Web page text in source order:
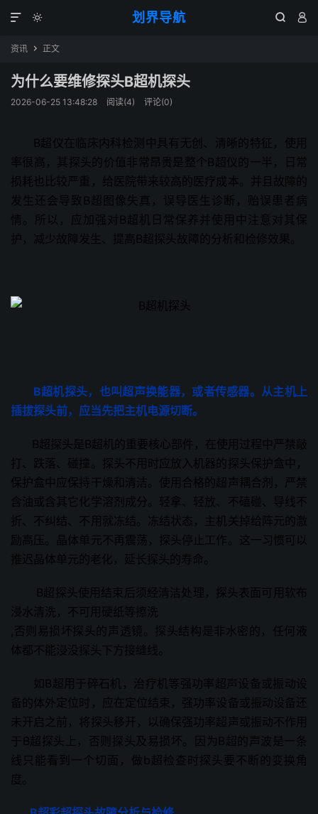
划界导航
  

资讯  正文
为什么要维修探头B超机探头
2026-06-25 13:48:28 阅读(4) 评论(0)
B超仪在临床内科检测中具有无创、清晰的特征，使用
率很高，其探头的价值非常昂贵是整个B超仪的一半，日常
损耗也比较严重，给医院带来较高的医疗成本。并且故障的
发生还会导致B超图像失真，误导医生诊断，贻误患者病
情。所以，应加强对B超机日常保养并使用中注意对其保
护，减少故障发生、提高B超探头故障的分析和检修效果。
B超机探头，也叫超声换能器，或者传感器。从主机上
插拔探头前，应当先把主机电源切断。
B超探头是B超机的重要核心部件，在使用过程中严禁敲
打、跌落、碰撞。探头不用时应放入机器的探头保护盒中，
保护盒中应保持干燥和清洁。使用合格的超声耦合剂，严禁
含油或含其它化学溶剂成分。轻拿、轻放、不磕碰、导线不
折、不纠结、不用就冻结。冻结状态，主机关掉给阵元的激
励高压。晶体单元不再震荡，探头停止工作。这一习惯可以
推迟晶体单元的老化，延长探头的寿命。
B超探头使用结束后须经清洁处理，探头表面可用软布
浸水清洗，不可用硬纸等擦洗
,否则易损坏探头的声透镜。探头结构是非水密的，任何液
体都不能浸没探头下方接缝线。
如B超用于碎石机，治疗机等强功率超声设备或振动设
备的体外定位时，应在定位结束，强功率设备或振动设备还
未开启之前，将探头移开，以确保强功率超声或振动不作用
于B超探头上，否则探头及易损坏。因为B超的声波是一条
线只能看到一个切面，做b超检查时探头要不断的变换角
度。